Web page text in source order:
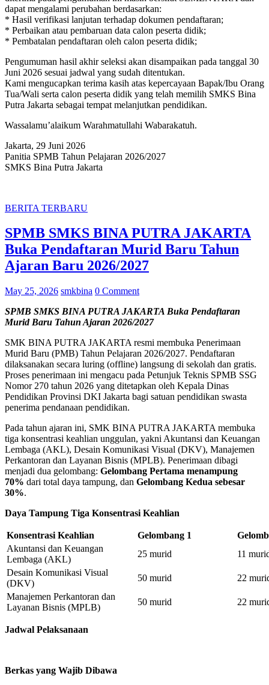
dapat mengalami perubahan berdasarkan:
* Hasil verifikasi lanjutan terhadap dokumen pendaftaran;
* Perbaikan atau pembaruan data calon peserta didik;
* Pembatalan pendaftaran oleh calon peserta didik;
Pengumuman hasil akhir seleksi akan disampaikan pada tanggal 30
Juni 2026 sesuai jadwal yang sudah ditentukan.
Kami mengucapkan terima kasih atas kepercayaan Bapak/Ibu Orang
Tua/Wali serta calon peserta didik yang telah memilih SMKS Bina
Putra Jakarta sebagai tempat melanjutkan pendidikan.
Wassalamu’alaikum Warahmatullahi Wabarakatuh.
Jakarta, 29 Juni 2026
Panitia SPMB Tahun Pelajaran 2026/2027
SMKS Bina Putra Jakarta
BERITA TERBARU
SPMB SMKS BINA PUTRA JAKARTA
Buka Pendaftaran Murid Baru Tahun
Ajaran Baru 2026/2027
May 25, 2026 smkbina 0 Comment
SPMB SMKS BINA PUTRA JAKARTA Buka Pendaftaran
Murid Baru Tahun Ajaran 2026/2027
SMK BINA PUTRA JAKARTA resmi membuka Penerimaan
Murid Baru (PMB) Tahun Pelajaran 2026/2027. Pendaftaran
dilaksanakan secara luring (offline) langsung di sekolah dan gratis.
Proses penerimaan ini mengacu pada Petunjuk Teknis SPMB SSG
Nomor 270 tahun 2026 yang ditetapkan oleh Kepala Dinas
Pendidikan Provinsi DKI Jakarta bagi satuan pendidikan swasta
penerima pendanaan pendidikan.
Pada tahun ajaran ini, SMK BINA PUTRA JAKARTA membuka
tiga konsentrasi keahlian unggulan, yakni Akuntansi dan Keuangan
Lembaga (AKL), Desain Komunikasi Visual (DKV), Manajemen
Perkantoran dan Layanan Bisnis (MPLB). Penerimaan dibagi
menjadi dua gelombang: Gelombang Pertama menampung
70% dari total daya tampung, dan Gelombang Kedua sebesar
30%.
Daya Tampung Tiga Konsentrasi Keahlian
Konsentrasi Keahlian Gelombang 1
Akuntansi dan Keuangan
Lembaga (AKL)
25 murid
11
Desain Komunikasi Visual
(DKV)
50 murid
22
Manajemen Perkantoran dan
Layanan Bisnis (MPLB)
50 murid 22
Jadwal Pelaksanaan
Berkas yang Wajib Dibawa